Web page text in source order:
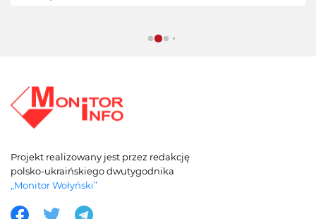
Projekt realizowany jest przez redakcję
polsko-ukraińskiego dwutygodnika
„Monitor Wołyński”